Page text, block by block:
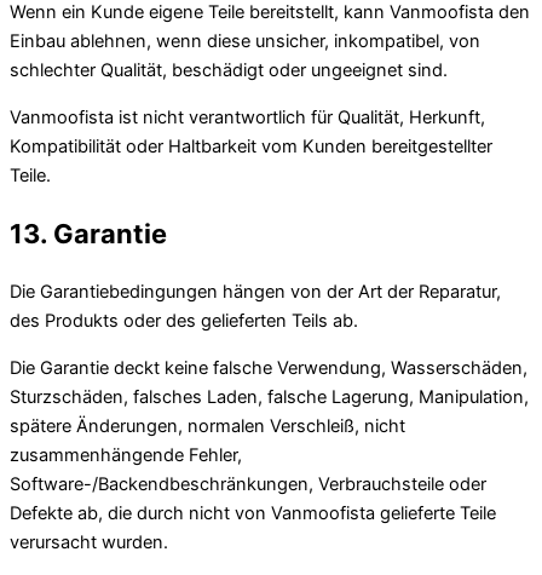
Wenn ein Kunde eigene Teile bereitstellt, kann Vanmoofista den
Einbau ablehnen, wenn diese unsicher, inkompatibel, von
schlechter Qualität, beschädigt oder ungeeignet sind.
Vanmoofista ist nicht verantwortlich für Qualität, Herkunft,
Kompatibilität oder Haltbarkeit vom Kunden bereitgestellter
Teile.
13. Garantie
Die Garantiebedingungen hängen von der Art der Reparatur,
des Produkts oder des gelieferten Teils ab.
Die Garantie deckt keine falsche Verwendung, Wasserschäden,
Sturzschäden, falsches Laden, falsche Lagerung, Manipulation,
spätere Änderungen, normalen Verschleiß, nicht
zusammenhängende Fehler,
Software-/Backendbeschränkungen, Verbrauchsteile oder
Defekte ab, die durch nicht von Vanmoofista gelieferte Teile
verursacht wurden.